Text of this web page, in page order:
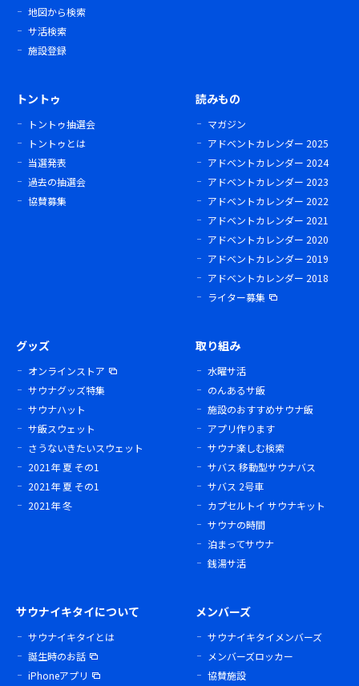
地図から検索
サ活検索
施設登録
トントゥ
トントゥ抽選会
トントゥとは
当選発表
過去の抽選会
協賛募集
読みもの
マガジン
アドベントカレンダー 2025
アドベントカレンダー 2024
アドベントカレンダー 2023
アドベントカレンダー 2022
アドベントカレンダー 2021
アドベントカレンダー 2020
アドベントカレンダー 2019
アドベントカレンダー 2018
ライター募集
グッズ
オンラインストア
サウナグッズ特集
サウナハット
サ飯スウェット
さうないきたいスウェット
2021年 夏 その1
2021年 夏 その1
2021年 冬
取り組み
水曜サ活
のんあるサ飯
施設のおすすめサウナ飯
アプリ作ります
サウナ楽しむ検索
サバス 移動型サウナバス
サバス 2号車
カプセルトイ サウナキット
サウナの時間
泊まってサウナ
銭湯サ活
サウナイキタイについて
サウナイキタイとは
誕生時のお話
iPhoneアプリ
メンバーズ
サウナイキタイメンバーズ
メンバーズロッカー
協賛施設